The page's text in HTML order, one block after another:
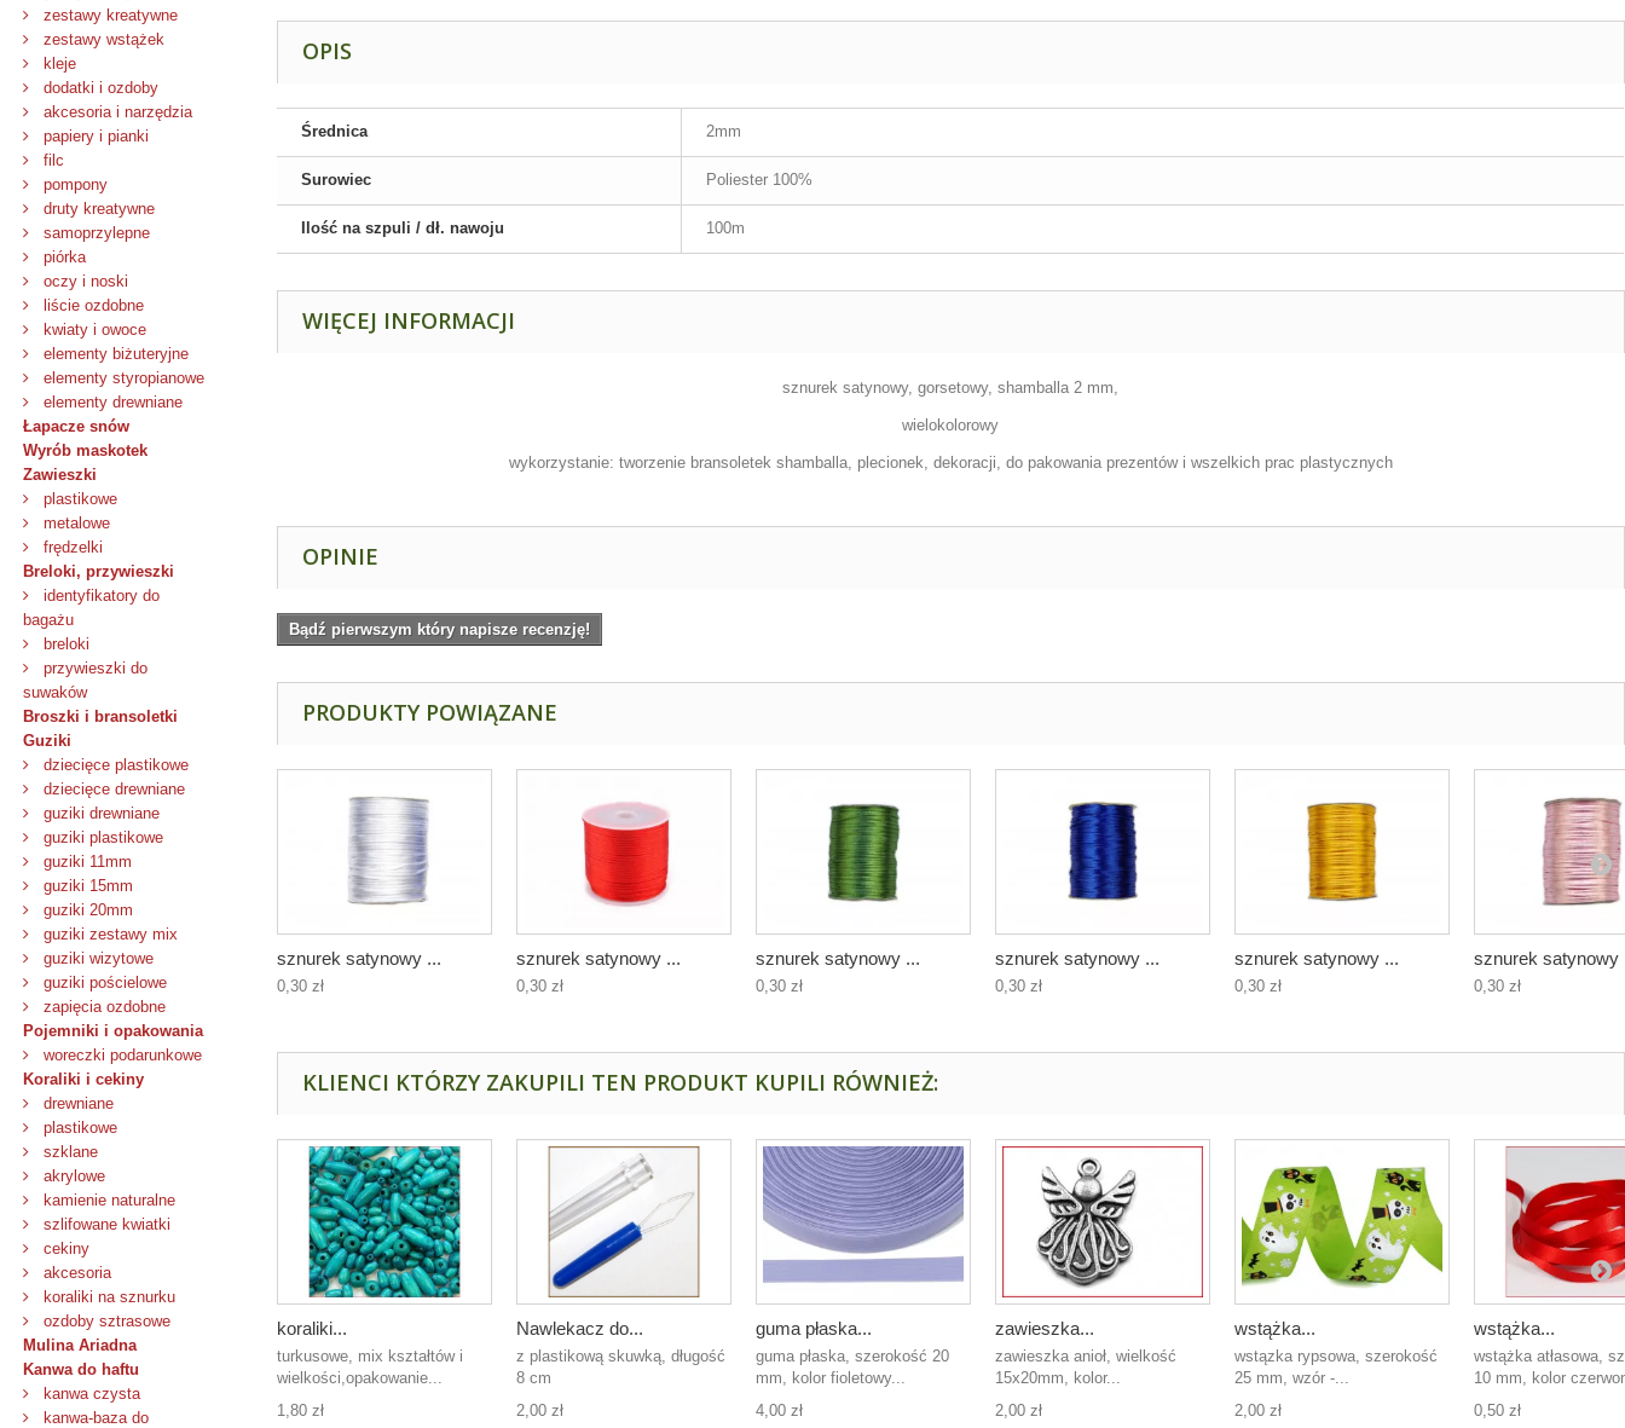
zestawy kreatywne
zestawy wstążek
kleje
dodatki i ozdoby
akcesoria i narzędzia
papiery i pianki
filc
pompony
druty kreatywne
samoprzylepne
piórka
oczy i noski
liście ozdobne
kwiaty i owoce
elementy biżuteryjne
elementy styropianowe
elementy drewniane
Łapacze snów
Wyrób maskotek
Zawieszki
plastikowe
metalowe
frędzelki
Breloki, przywieszki
identyfikatory do
bagażu
breloki
przywieszki do
suwaków
Broszki i bransoletki
Guziki
dziecięce plastikowe
dziecięce drewniane
guziki drewniane
guziki plastikowe
guziki 11mm
guziki 15mm
guziki 20mm
guziki zestawy mix
guziki wizytowe
guziki pościelowe
zapięcia ozdobne
Pojemniki i opakowania
woreczki podarunkowe
Koraliki i cekiny
drewniane
plastikowe
szklane
akrylowe
kamienie naturalne
szlifowane kwiatki
cekiny
akcesoria
koraliki na sznurku
ozdoby sztrasowe
Mulina Ariadna
Kanwa do haftu
kanwa czysta
kanwa-baza do
OPIS
Średnica 2mm
Surowiec Poliester 100%
Ilość na szpuli / dł. nawoju 100m
WIĘCEJ INFORMACJI
sznurek satynowy, gorsetowy, shamballa 2 mm,
wielokolorowy
wykorzystanie: tworzenie bransoletek shamballa, plecionek, dekoracji, do pakowania prezentów i wszelkich prac plastycznych
OPINIE
Bądź pierwszym który napisze recenzję!
PRODUKTY POWIĄZANE
sznurek satynowy ...
0,30 zł
sznurek satynowy ...
0,30 zł
sznurek satynowy ...
0,30 zł
sznurek satynowy ...
0,30 zł
sznurek satynowy ...
0,30 zł
sznurek satynowy
0,30 zł
KLIENCI KTÓRZY ZAKUPILI TEN PRODUKT KUPILI RÓWNIEŻ:
koraliki...
turkusowe, mix kształtów i
wielkości,opakowanie...
1,80 zł
Nawlekacz do...
z plastikową skuwką, długość
8 cm
2,00 zł
guma płaska...
guma płaska, szerokość 20
mm, kolor fioletowy...
4,00 zł
zawieszka...
zawieszka anioł, wielkość
15x20mm, kolor...
2,00 zł
wstążka...
wstązka rypsowa, szerokość
25 mm, wzór -...
2,00 zł
wstążka...
wstążka atłasowa,
10 mm, kolor
0,50 zł